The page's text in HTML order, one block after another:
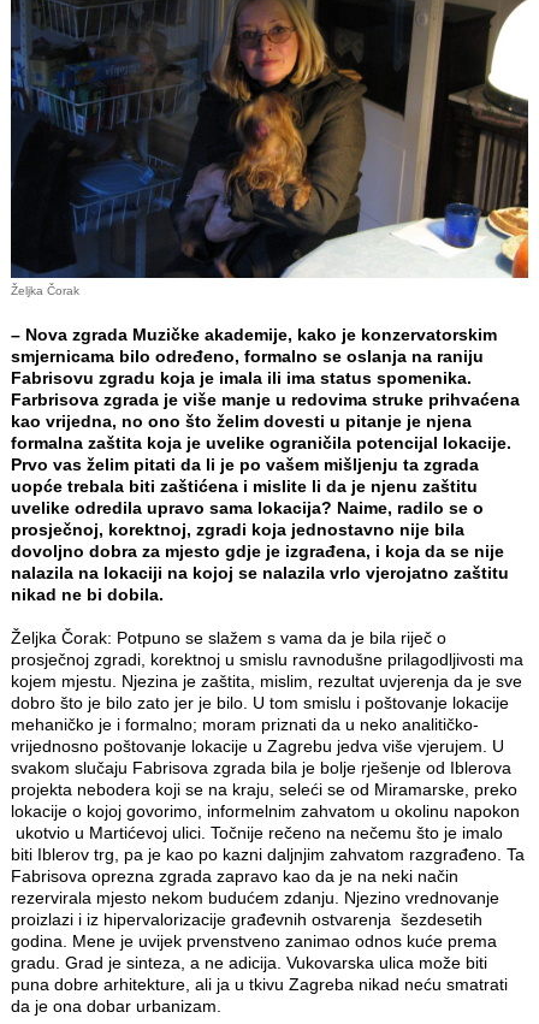
Željka Čorak
– Nova zgrada Muzičke akademije, kako je konzervatorskim
smjernicama bilo određeno, formalno se oslanja na raniju
Fabrisovu zgradu koja je imala ili ima status spomenika.
Farbrisova zgrada je više manje u redovima struke prihvaćena
kao vrijedna, no ono što želim dovesti u pitanje je njena
formalna zaštita koja je uvelike ograničila potencijal lokacije.
Prvo vas želim pitati da li je po vašem mišljenju ta zgrada
uopće trebala biti zaštićena i mislite li da je njenu zaštitu
uvelike odredila upravo sama lokacija? Naime, radilo se o
prosječnoj, korektnoj, zgradi koja jednostavno nije bila
dovoljno dobra za mjesto gdje je izgrađena, i koja da se nije
nalazila na lokaciji na kojoj se nalazila vrlo vjerojatno zaštitu
nikad ne bi dobila.
Željka Čorak: Potpuno se slažem s vama da je bila riječ o
prosječnoj zgradi, korektnoj u smislu ravnodušne prilagodljivosti ma
kojem mjestu. Njezina je zaštita, mislim, rezultat uvjerenja da je sve
dobro što je bilo zato jer je bilo. U tom smislu i poštovanje lokacije
mehaničko je i formalno; moram priznati da u neko analitičko-
vrijednosno poštovanje lokacije u Zagrebu jedva više vjerujem. U
svakom slučaju Fabrisova zgrada bila je bolje rješenje od Iblerova
projekta nebodera koji se na kraju, seleći se od Miramarske, preko
lokacije o kojoj govorimo, informelnim zahvatom u okolinu napokon
ukotvio u Martićevoj ulici. Točnije rečeno na nečemu što je imalo
biti Iblerov trg, pa je kao po kazni daljnjim zahvatom razgrađeno. Ta
Fabrisova oprezna zgrada zapravo kao da je na neki način
rezervirala mjesto nekom budućem zdanju. Njezino vrednovanje
proizlazi i iz hipervalorizacije građevnih ostvarenja šezdesetih
godina. Mene je uvijek prvenstveno zanimao odnos kuće prema
gradu. Grad je sinteza, a ne adicija. Vukovarska ulica može biti
puna dobre arhitekture, ali ja u tkivu Zagreba nikad neću smatrati
da je ona dobar urbanizam.